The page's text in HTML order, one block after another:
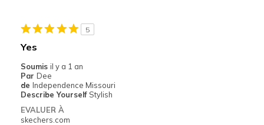
5
Yes
Soumis il y a 1 an
Par Dee
de Independence Missouri
Describe Yourself Stylish
EVALUER À
skechers.com